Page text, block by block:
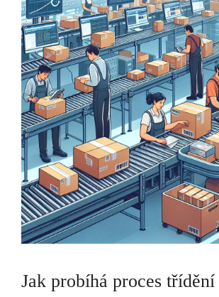
Jak probíhá proces